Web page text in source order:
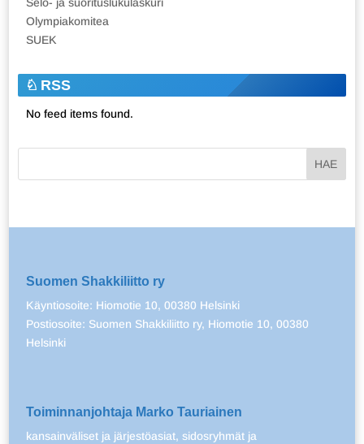
Olympiakomitea
SUEK
RSS
No feed items found.
Suomen Shakkiliitto ry
Käyntiosoite: Hiomotie 10, 00380 Helsinki
Postiosoite: Suomen Shakkiliitto ry, Hiomotie 10, 00380
Helsinki
Toiminnanjohtaja Marko Tauriainen
kansainväliset ja järjestöasiat, sidosryhmät ja